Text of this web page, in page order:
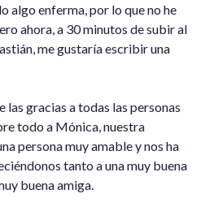
algo enferma, por lo que no he
ahora, a 30 minutos de subir al
me gustaría escribir una
las gracias a todas las personas
todo a Mónica, nuestra
persona muy amable y nos ha
tanto a una muy buena
buena amiga.